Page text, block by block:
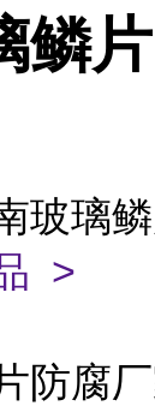
鳞
玻璃
>
防腐